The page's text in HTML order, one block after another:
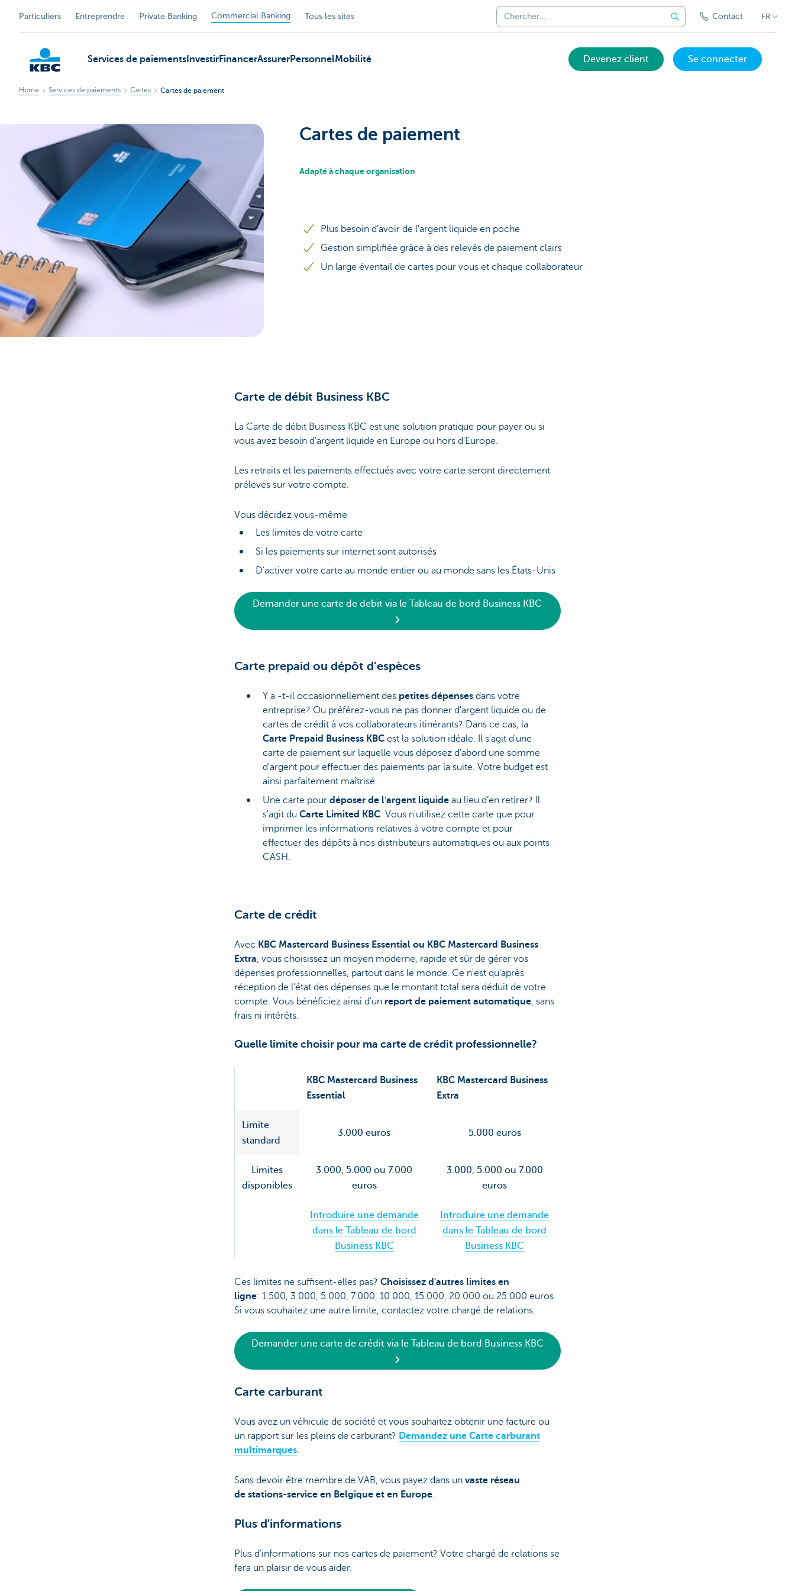
Particuliers Entreprendre Private Banking Commercial Banking Tous les sites Contact FR
KBC
Corporate
Services de paiements InvestirFinancerAssurerPersonnelMobilité Devenez client Se connecter
Home Services de paiements Cartes Cartes de paiement
Cartes de paiement
Adapté à chaque organisation
Plus besoin d'avoir de l'argent liquide en poche
Gestion simplifiée grâce à des relevés de paiement clairs
Un large éventail de cartes pour vous et chaque collaborateur
Carte de débit Business KBC
La Carte de débit Business KBC est une solution pratique pour payer ou si
vous avez besoin d'argent liquide en Europe ou hors d'Europe.
Les retraits et les paiements effectués avec votre carte seront directement
prélevés sur votre compte.
Vous décidez vous-même
Les limites de votre carte
Si les paiements sur internet sont autorisés
D’activer votre carte au monde entier ou au monde sans les États-Unis
Demander une carte de debit via le Tableau de bord Business KBC
Carte prepaid ou dépôt d’espèces
Y a -t-il occasionnellement des petites dépenses dans votre
entreprise? Ou préférez-vous ne pas donner d'argent liquide ou de
cartes de crédit à vos collaborateurs itinérants? Dans ce cas, la
Carte Prepaid Business KBCest la solution idéale. Il s'agit d'une
carte de paiement sur laquelle vous déposez d'abord une somme
d'argent pour effectuer des paiements par la suite. Votre budget est
ainsi parfaitement maîtrisé.
Une carte pour déposer de l'argent liquideau lieu d’en retirer? Il
s'agit du Carte Limited KBC. Vous n'utilisez cette carte que pour
imprimer les informations relatives à votre compte et pour
effectuer des dépôts à nos distributeurs automatiques ou aux points
CASH.
Carte de crédit
Avec KBC Mastercard Business Essential ou KBC Mastercard Business
Extra, vous choisissez un moyen moderne, rapide et sûr de gérer vos
dépenses professionnelles, partout dans le monde. Ce n'est qu'après
réception de l’état des dépenses que le montant total sera déduit de votre
compte. Vous bénéficiez ainsi d'un report de paiement automatique, sans
frais ni intérêts.
Quelle limite choisir pour ma carte de crédit professionnelle?
KBC Mastercard Business
Essential
KBC Mastercard Business
Extra
Limite
standard
3.000 euros 5.000 euros
Limites
disponibles
3.000, 5.000 ou 7.000
euros
3.000, 5.000 ou 7.000
euros
Introduire une demande
dans le Tableau de bord
Business KBC
Introduire une demande
dans le Tableau de bord
Business KBC
Ces limites ne suffisent-elles pas? Choisissez d'autres limites en
ligne: 1.500, 3.000, 5.000, 7.000, 10.000, 15.000, 20.000 ou 25.000 euros.
Si vous souhaitez une autre limite, contactez votre chargé de relations.
Demander une carte de crédit via le Tableau de bord Business KBC
Carte carburant
Vous avez un véhicule de société et vous souhaitez obtenir une facture ou
un rapport sur les pleins de carburant? Demandez une Carte carburant
multimarques.
Sans devoir être membre de VAB, vous payez dans un vaste réseau
de stations-service en Belgique et en Europe.
Plus d'informations
Plus d'informations sur nos cartes de paiement? Votre chargé de relations se
fera un plaisir de vous aider.